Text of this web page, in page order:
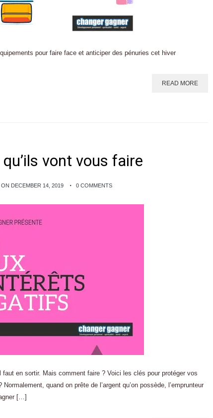
pour faire face et anticiper des pénuries cet hiver
READ MORE
vont vous faire
ON DECEMBER 14, 2019 0 COMMENTS
en sortir. Mais comment faire ? Voici les clés pour protéger vos
quand on prête de l’argent qu’on possède, l’emprunteur
[…]